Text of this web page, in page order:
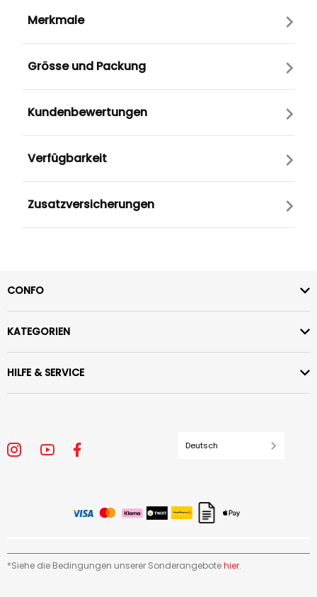
Merkmale
Grösse und Packung
Kundenbewertungen
Verfügbarkeit
Zusatzversicherungen
CONFO
KATEGORIEN
HILFE & SERVICE
Deutsch
*Siehe die Bedingungen unserer Sonderangebotehier.